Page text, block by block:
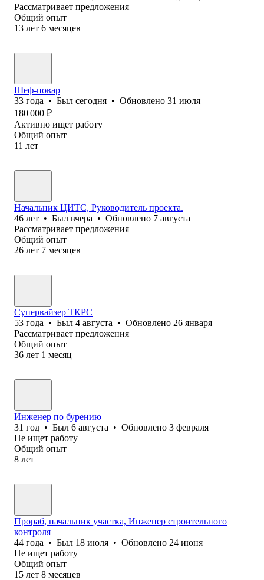
Рассматривает предложения
Общий опыт
13 лет 6 месяцев
Шеф-повар
33 года • Был сегодня • Обновлено 31 июля
180 000 ₽
Активно ищет работу
Общий опыт
11 лет
Начальник ЦИТС, Руководитель проекта.
46 лет • Был вчера • Обновлено 7 августа
Рассматривает предложения
Общий опыт
26 лет 7 месяцев
Супервайзер ТКРС
53 года • Был 4 августа • Обновлено 26 января
Рассматривает предложения
Общий опыт
36 лет 1 месяц
Инженер по бурению
31 год • Был 6 августа • Обновлено 3 февраля
Не ищет работу
Общий опыт
8 лет
Прораб, начальник участка, Инженер строительного
контроля
44 года • Был 18 июля • Обновлено 24 июня
Не ищет работу
Общий опыт
15 лет 8 месяцев